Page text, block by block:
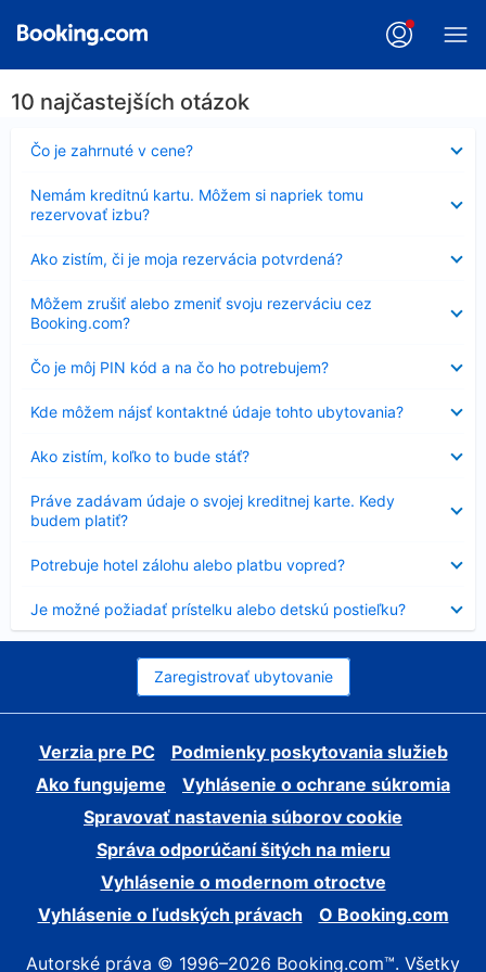
10 najčastejších otázok
Čo je zahrnuté v cene?
Nezobrazuje
sa
Nemám kreditnú kartu. Môžem si napriek tomu
rezervovať izbu?
sa
Ako zistím, či je moja rezervácia potvrdená?
sa
Môžem zrušiť alebo zmeniť svoju rezerváciu cez
Booking.com?
sa
Čo je môj PIN kód a na čo ho potrebujem?
Nezobrazuje
sa
Kde môžem nájsť kontaktné údaje tohto ubytovania?
sa
Ako zistím, koľko to bude stáť?
sa
Práve zadávam údaje o svojej kreditnej karte. Kedy
budem platiť?
sa
Potrebuje hotel zálohu alebo platbu vopred?
sa
Je možné požiadať prístelku alebo detskú postieľku?
sa
Zaregistrovať ubytovanie
Verzia pre PC
Podmienky poskytovania služieb
Ako fungujeme
Vyhlásenie o ochrane súkromia
Spravovať nastavenia súborov cookie
Správa odporúčaní šitých na mieru
Vyhlásenie o modernom otroctve
Vyhlásenie o ľudských právach
O Booking.com
Autorské práva © 1996–2026 Booking.com™. Všetky